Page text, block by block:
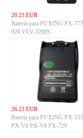
20.23 EUR
Batería para PUXING PX-
928 VEV-3288S
26.23 EUR
Batería para PUXING PX-
PX-V6 PX-V8 PX-729